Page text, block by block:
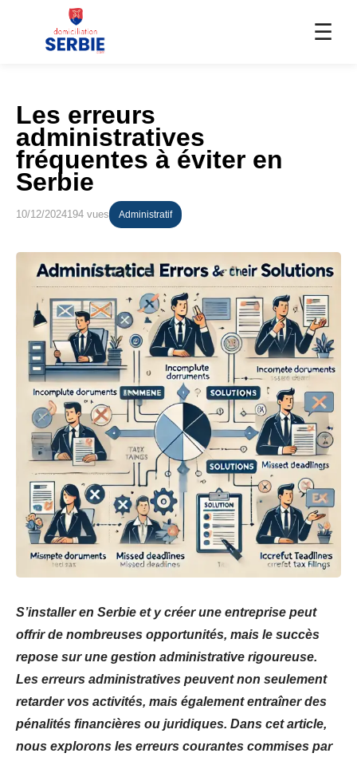
☰
Les erreurs
administratives
fréquentes à éviter en
Serbie
10/12/2024194 vues Administratif
S’installer en Serbie et y créer une entreprise peut
offrir de nombreuses opportunités, mais le succès
repose sur une gestion administrative rigoureuse.
Les erreurs administratives peuvent non seulement
retarder vos activités, mais également entraîner des
pénalités financières ou juridiques. Dans cet article,
nous explorons les erreurs courantes commises par